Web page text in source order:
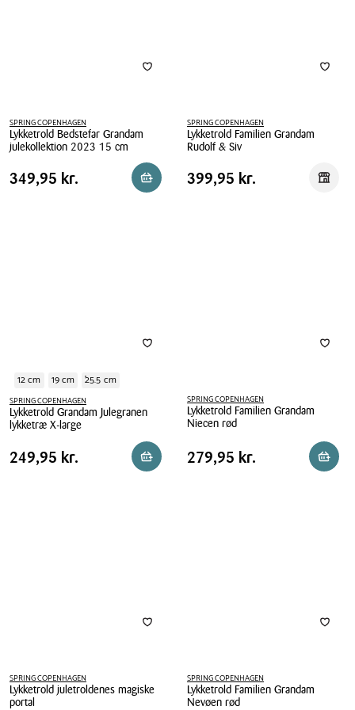
SPRING COPENHAGEN
Lykketrold Bedstefar Grandam
julekollektion 2023 15 cm
Lykketrold
Bedstefar
Pris
Pris 349,95 kr.
349,95 kr. Reservér i butik
SPRING COPENHAGEN
Lykketrold Familien Grandam
Rudolf & Siv
Lykketrold
Familien
Pris
Pris 399,95 kr.
399,95 kr.
12 cm 19 cm 25.5 cm
SPRING COPENHAGEN
Lykketrold Grandam Julegranen
lykketræ X-large
Lykketrold
Grandam
Pris
Pris 249,95 kr.
249,95 kr. Reservér i butik
SPRING COPENHAGEN
Lykketrold Familien Grandam
Niecen rød
Familien
Pris
Pris 279,95 kr.
279,95 kr.
SPRING COPENHAGEN
Lykketrold juletroldenes magiske
portal
SPRING COPENHAGEN
Lykketrold Familien Grandam
Nevøen rød